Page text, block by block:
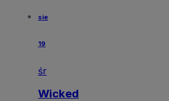
sie
19
śr
Wicked